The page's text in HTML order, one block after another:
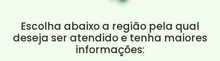
Escolha abaixo a região pela qual
deseja ser atendido e tenha maiores
informações: